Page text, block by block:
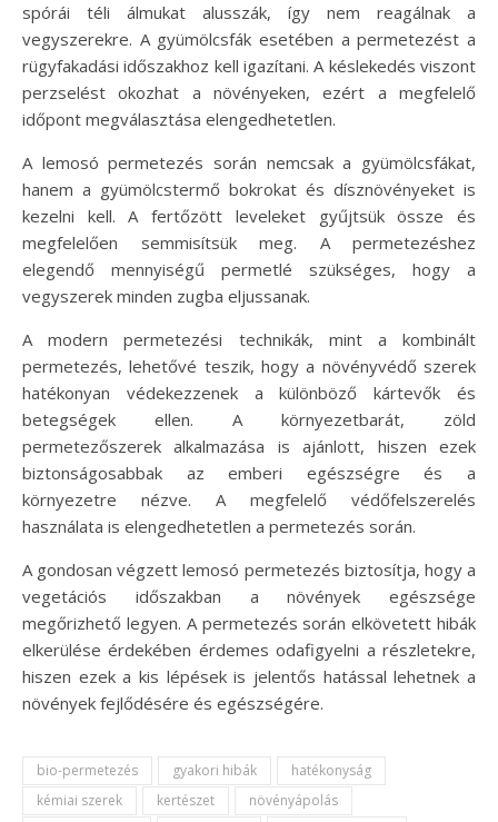
spórái téli álmukat alusszák, így nem reagálnak a
vegyszerekre. A gyümölcsfák esetében a permetezést a
rügyfakadási időszakhoz kell igazítani. A késlekedés viszont
perzselést okozhat a növényeken, ezért a megfelelő
időpont megválasztása elengedhetetlen.
A lemosó permetezés során nemcsak a gyümölcsfákat,
hanem a gyümölcstermő bokrokat és dísznövényeket is
kezelni kell. A fertőzött leveleket gyűjtsük össze és
megfelelően semmisítsük meg. A permetezéshez
elegendő mennyiségű permetlé szükséges, hogy a
vegyszerek minden zugba eljussanak.
A modern permetezési technikák, mint a kombinált
permetezés, lehetővé teszik, hogy a növényvédő szerek
hatékonyan védekezzenek a különböző kártevők és
betegségek ellen. A környezetbarát, zöld
permetezőszerek alkalmazása is ajánlott, hiszen ezek
biztonságosabbak az emberi egészségre és a
környezetre nézve. A megfelelő védőfelszerelés
használata is elengedhetetlen a permetezés során.
A gondosan végzett lemosó permetezés biztosítja, hogy a
vegetációs időszakban a növények egészsége
megőrizhető legyen. A permetezés során elkövetett hibák
elkerülése érdekében érdemes odafigyelni a részletekre,
hiszen ezek a kis lépések is jelentős hatással lehetnek a
növények fejlődésére és egészségére.
bio-permetezés gyakori hibák
hatékonyság
kémiai szerek
kertészet
növényápolás